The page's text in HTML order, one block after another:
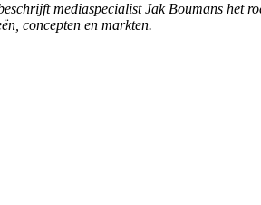
mediaspecialist Jak Boumans het
concepten en markten.